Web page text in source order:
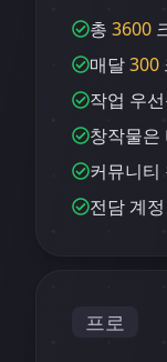
총 3600
매달300
작업 우
창작물은
커뮤니티
전담 계
프로